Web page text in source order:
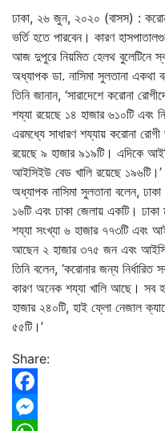
ঢাকা, ২৬ জুন, ২০২০ (বাসস) :
ভর্তি হতে পারবেন। কারণ
আজ দুপুরে নিয়মিত হেলথ বুলেটিনে
অধ্যাপক ডা. নাসিমা সুলতানা একথা
তিনি জানান, ‘সারাদেশে করোনা
শয্যা রয়েছে ১৪ হাজার ৬১০টি এবং
এরমধ্যে সাধারণ শয্যায় করোনা
রয়েছে ৯ হাজার ৯১৯টি। এদিকে
আইসিইউ বেড খালি রয়েছে ১৯৬টি।’
অধ্যাপক নাসিমা সুলতানা বলেন,
১৬টি এবং ঢাকা জেলায় একটি। ঢাকা
শয্যা সংখ্যা ৬ হাজার ৭৭৩টি এবং
আছেন ২ হাজার ৩৭৫ জন এবং
তিনি বলেন, ‘করোনার জন্য নির্ধারিত
কারণ অনেক শয্যা খালি আছে। সব
হাজার ২৪০টি, হাই ফ্লো নেজাল
৫৫টি।’
Share:
Facebook